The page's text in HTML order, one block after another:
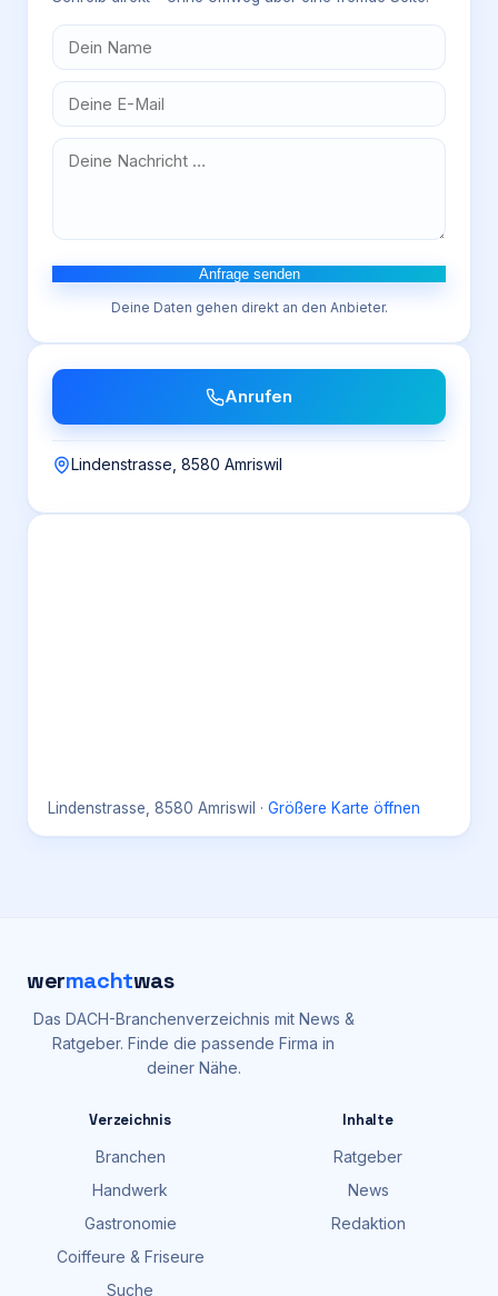
Anfrage senden
Deine Daten gehen direkt an den Anbieter.
Anrufen
Lindenstrasse, 8580 Amriswil
Lindenstrasse, 8580 Amriswil · Größere Karte öffnen
wermachtwas
Das DACH-Branchenverzeichnis mit News &
Ratgeber. Finde die passende Firma in
deiner Nähe.
Verzeichnis
Branchen
Handwerk
Gastronomie
Coiffeure & Friseure
Suche
Inhalte
Ratgeber
News
Redaktion